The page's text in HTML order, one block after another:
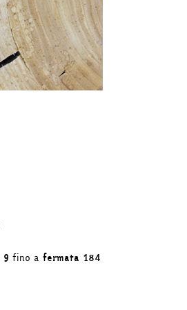
9 fino a fermata 184